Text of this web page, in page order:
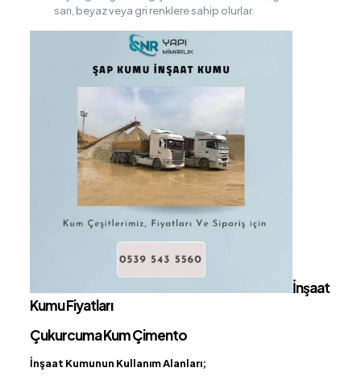
sarı, beyaz veya gri renklere sahip olurlar.
İnşaat
Kumu Fiyatları
Çukurcuma Kum Çimento
İnşaat Kumunun Kullanım Alanları;